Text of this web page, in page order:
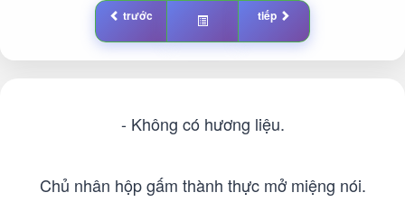
trước tiếp
- Không có hương liệu.
Chủ nhân hộp gấm thành thực mở miệng nói.